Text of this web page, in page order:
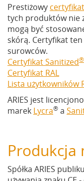
Prestiżowy certyfikat
tych produktów nie
mogą być
skórą. Certyfikat
surowców.
Certyfikat Sanitized®
Certyfikat RAL
Lista użytkowników
ARIES jest
marek Lycra® a
Produkcja
Spółka ARIES